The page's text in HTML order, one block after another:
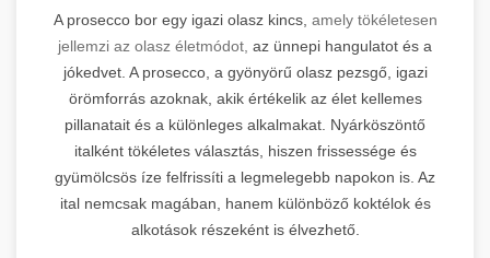
A prosecco bor egy igazi olasz kincs, amely tökéletesen
jellemzi az olasz életmódot, az ünnepi hangulatot és a
jókedvet. A prosecco, a gyönyörű olasz pezsgő, igazi
örömforrás azoknak, akik értékelik az élet kellemes
pillanatait és a különleges alkalmakat. Nyárköszöntő
italként tökéletes választás, hiszen frissessége és
gyümölcsös íze felfrissíti a legmelegebb napokon is. Az
ital nemcsak magában, hanem különböző koktélok és
alkotások részeként is élvezhető.